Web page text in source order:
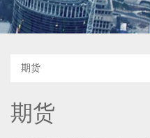
期货
期货